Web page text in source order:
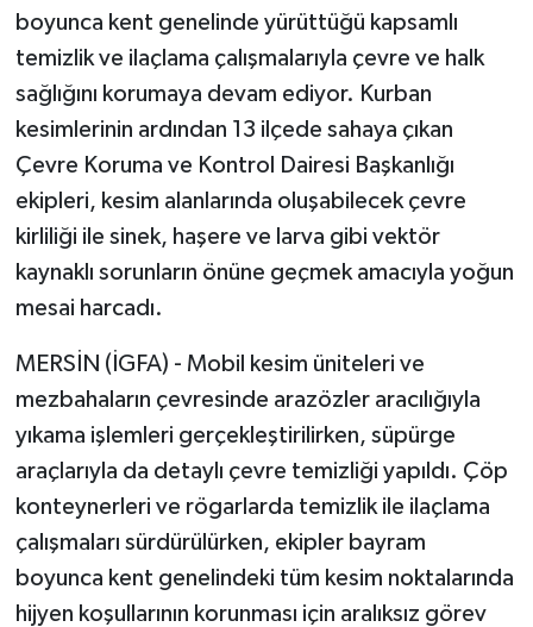
boyunca kent genelinde yürüttüğü kapsamlı
temizlik ve ilaçlama çalışmalarıyla çevre ve halk
sağlığını korumaya devam ediyor. Kurban
kesimlerinin ardından 13 ilçede sahaya çıkan
Çevre Koruma ve Kontrol Dairesi Başkanlığı
ekipleri, kesim alanlarında oluşabilecek çevre
kirliliği ile sinek, haşere ve larva gibi vektör
kaynaklı sorunların önüne geçmek amacıyla yoğun
mesai harcadı.
MERSİN (İGFA) - Mobil kesim üniteleri ve
mezbahaların çevresinde arazözler aracılığıyla
yıkama işlemleri gerçekleştirilirken, süpürge
araçlarıyla da detaylı çevre temizliği yapıldı. Çöp
konteynerleri ve rögarlarda temizlik ile ilaçlama
çalışmaları sürdürülürken, ekipler bayram
boyunca kent genelindeki tüm kesim noktalarında
hijyen koşullarının korunması için aralıksız görev